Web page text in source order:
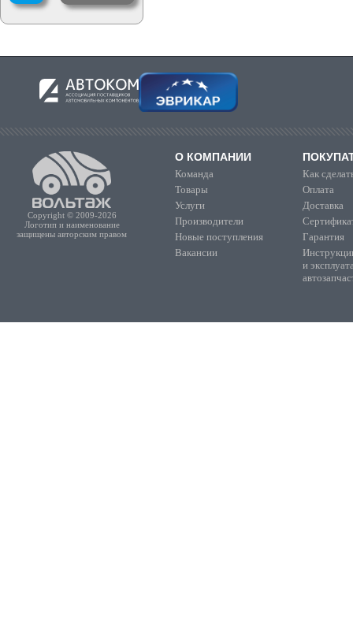
Copyright © 2009-2026
Логотип и наименование
защищены авторским правом
О КОМПАНИИ
Команда
Товары
Услуги
Производители
Новые поступления
Вакансии
Как
Оплата
Доставка
Гарантия
и